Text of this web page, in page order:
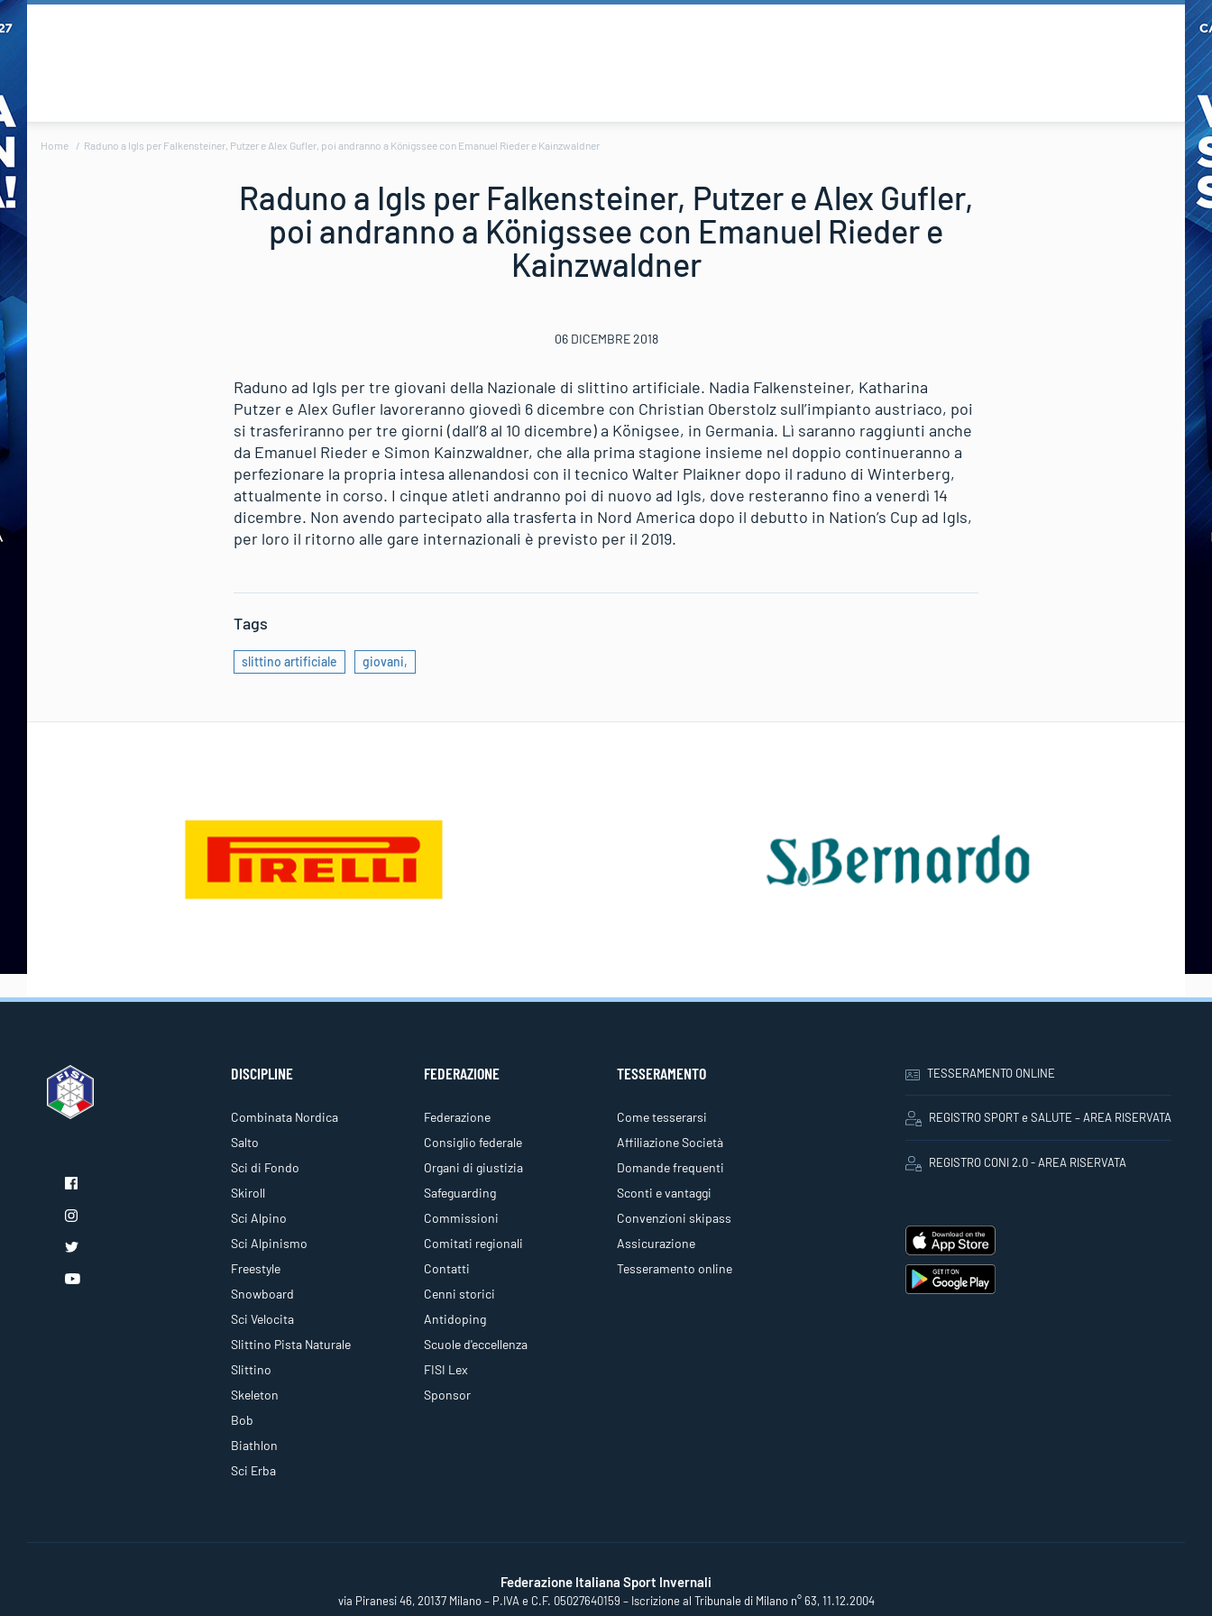
Home Raduno a Igls per Falkensteiner, Putzer e Alex Gufler, poi andranno a Königssee con Emanuel Rieder e Kainzwaldner
Raduno a Igls per Falkensteiner, Putzer e Alex Gufler,
poi andranno a Königssee con Emanuel Rieder e
Kainzwaldner
06 DICEMBRE 2018
Raduno ad Igls per tre giovani della Nazionale di slittino artificiale. Nadia Falkensteiner, Katharina
Putzer e Alex Gufler lavoreranno giovedì 6 dicembre con Christian Oberstolz sull’impianto austriaco, poi
si trasferiranno per tre giorni (dall’8 al 10 dicembre) a Königsee, in Germania. Lì saranno raggiunti anche
da Emanuel Rieder e Simon Kainzwaldner, che alla prima stagione insieme nel doppio continueranno a
perfezionare la propria intesa allenandosi con il tecnico Walter Plaikner dopo il raduno di Winterberg,
attualmente in corso. I cinque atleti andranno poi di nuovo ad Igls, dove resteranno fino a venerdì 14
dicembre. Non avendo partecipato alla trasferta in Nord America dopo il debutto in Nation’s Cup ad Igls,
per loro il ritorno alle gare internazionali è previsto per il 2019.
Tags
slittino artificiale giovani,
DISCIPLINE
Combinata Nordica
Salto
Sci di Fondo
Skiroll
Sci Alpino
Sci Alpinismo
Freestyle
Snowboard
Sci Velocita
Slittino Pista Naturale
Slittino
Skeleton
Bob
Biathlon
Sci Erba
FEDERAZIONE
Federazione
Consiglio federale
Organi di giustizia
Safeguarding
Commissioni
Comitati regionali
Contatti
Cenni storici
Antidoping
Scuole d'eccellenza
FISI Lex
Sponsor
TESSERAMENTO
Come tesserarsi
Affiliazione Società
Domande frequenti
Sconti e vantaggi
Convenzioni skipass
Assicurazione
Tesseramento online
TESSERAMENTO ONLINE
REGISTRO SPORT e SALUTE – AREA RISERVATA
REGISTRO CONI 2.0 - AREA RISERVATA
Federazione Italiana Sport Invernali
via Piranesi 46, 20137 Milano – P.IVA e C.F. 05027640159 – Iscrizione al Tribunale di Milano n° 63, 11.12.2004